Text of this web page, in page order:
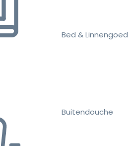
Bed & Linnengoed
Buitendouche